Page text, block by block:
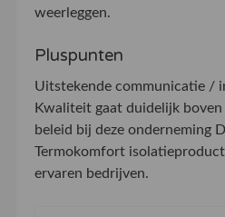
weerleggen.
Pluspunten
Uitstekende communicatie /
Kwaliteit gaat duidelijk
beleid bij deze onderneming
Termokomfort
ervaren bedrijven.